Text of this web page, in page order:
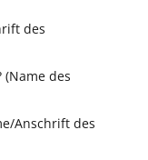
des
des
Anschrift des